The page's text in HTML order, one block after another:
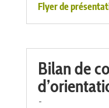
Flyer de
Bilan de
-